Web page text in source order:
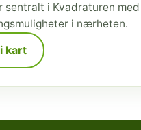
sentralt i Kvadraturen
i nærheten.
kart